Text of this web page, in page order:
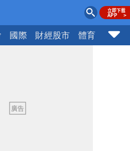
國際 財經股市 體育 壹蘋
500%關稅
疫苗秘辛 「專為台灣生